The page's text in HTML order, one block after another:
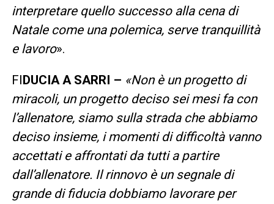
interpretare quello successo alla cena di
Natale come una polemica, serve tranquillità
e lavoro».
FIDUCIA A SARRI – «Non è un progetto di
miracoli, un progetto deciso sei mesi fa con
l’allenatore, siamo sulla strada che abbiamo
deciso insieme, i momenti di difficoltà vanno
accettati e affrontati da tutti a partire
dall’allenatore. Il rinnovo è un segnale di
grande di fiducia dobbiamo lavorare per